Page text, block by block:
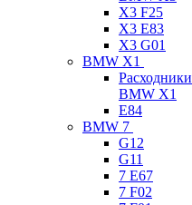
X3 F25
X3 E83
X3 G01
BMW X1
Расходники
BMW X1
E84
BMW 7
G12
G11
7 Е67
7 F02